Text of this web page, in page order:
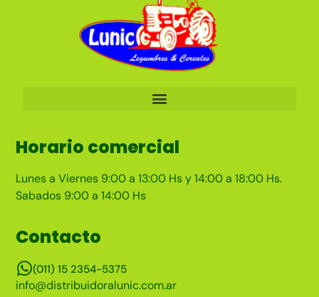
Horario comercial
Lunes a Viernes 9:00 a 13:00 Hs y 14:00 a 18:00 Hs.
Sabados 9:00 a 14:00 Hs
Contacto
(011) 15 2354-5375
info@distribuidoralunic.com.ar